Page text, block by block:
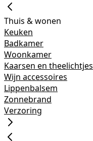
Thuis & wonen
Keuken
Badkamer
Woonkamer
Kaarsen en theelichtjes
Wijn accessoires
Lippenbalsem
Zonnebrand
Verzoring